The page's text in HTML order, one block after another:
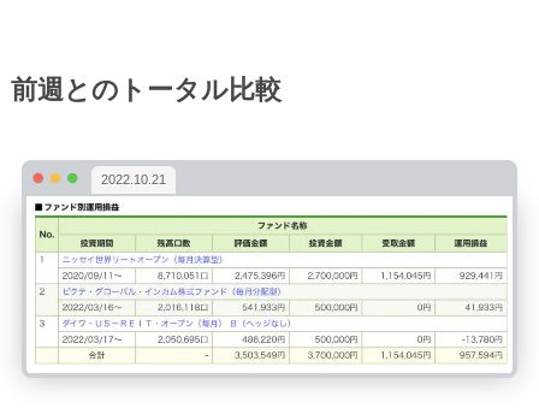
前週とのトータル比較
2022.10.21